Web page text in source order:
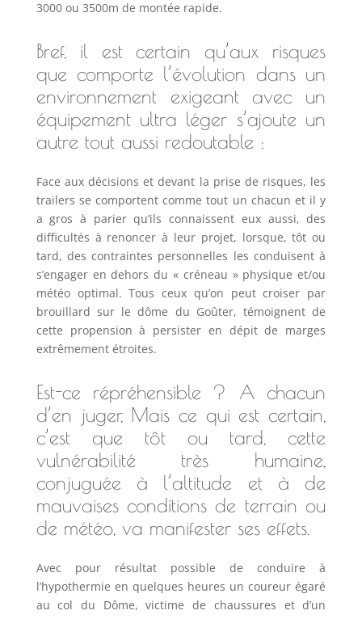
3000 ou 3500m de montée rapide.
Bref, il est certain qu’aux risques
que comporte l’évolution dans un
environnement exigeant avec un
équipement ultra léger s’ajoute un
autre tout aussi redoutable :
Face aux décisions et devant la prise de risques, les
trailers se comportent comme tout un chacun et il y
a gros à parier qu’ils connaissent eux aussi, des
difficultés à renoncer à leur projet, lorsque, tôt ou
tard, des contraintes personnelles les conduisent à
s’engager en dehors du « créneau » physique et/ou
météo optimal. Tous ceux qu’on peut croiser par
brouillard sur le dôme du Goûter, témoignent de
cette propension à persister en dépit de marges
extrêmement étroites.
Est-ce répréhensible ? A chacun
d’en juger, Mais ce qui est certain,
c’est que tôt ou tard, cette
vulnérabilité très humaine,
conjuguée à l’altitude et à de
mauvaises conditions de terrain ou
de météo, va manifester ses effets.
Avec pour résultat possible de conduire à
l’hypothermie en quelques heures un coureur égaré
au col du Dôme, victime de chaussures et d’un